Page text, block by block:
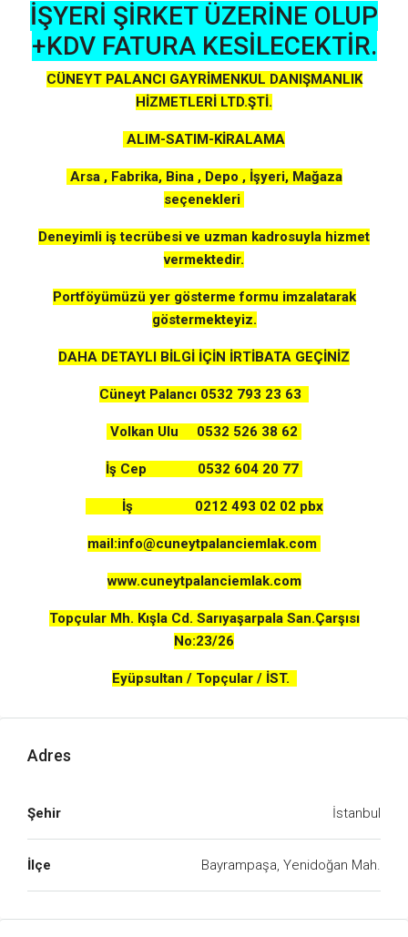
İŞYERİ ŞİRKET ÜZERİNE OLUP
+KDV FATURA KESİLECEKTİR.
CÜNEYT PALANCI GAYRİMENKUL DANIŞMANLIK
HİZMETLERİ LTD.ŞTİ.
ALIM-SATIM-KİRALAMA
Arsa , Fabrika, Bina , Depo , İşyeri, Mağaza
seçenekleri
Deneyimli iş tecrübesi ve uzman kadrosuyla hizmet
vermektedir.
Portföyümüzü yer gösterme formu imzalatarak
göstermekteyiz.
DAHA DETAYLI BİLGİ İÇİN İRTİBATA GEÇİNİZ
Cüneyt Palancı 0532 793 23 63
Volkan Ulu 0532 526 38 62
İş Cep 0532 604 20 77
İş 0212 493 02 02 pbx
mail:info@cuneytpalanciemlak.com
www.cuneytpalanciemlak.com
Topçular Mh. Kışla Cd. Sarıyaşarpala San.Çarşısı
No:23/26
Eyüpsultan / Topçular / İST.
Adres
Şehir İstanbul
İlçe Bayrampaşa, Yenidoğan Mah.